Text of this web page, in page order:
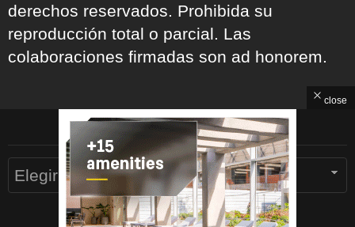
derechos reservados. Prohibida su
reproducción total o parcial. Las
colaboraciones firmadas son ad honorem.
ARCHIVOS
Archivos
close